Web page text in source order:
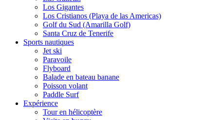
Los Gigantes
Los Cristianos (Playa de las Americas)
Golf du Sud (Amarilla Golf)
Santa Cruz de Tenerife
Sports nautiques
Jet ski
Paravoile
Flyboard
Balade en bateau banane
Poisson volant
Paddle Surf
Expérience
Tour en hélicoptère